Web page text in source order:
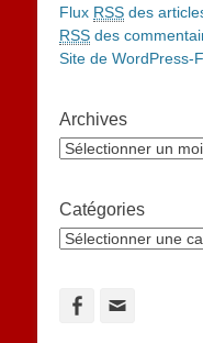
Flux RSS des
RSS des
Site de WordPress-
Archives
Archives
Catégories
Catégories
Facebook